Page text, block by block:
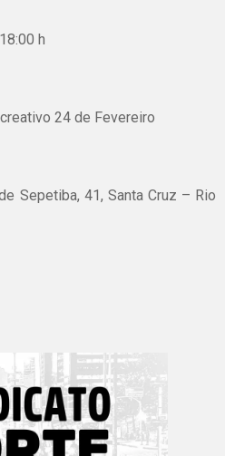
h
24 de Fevereiro
Sepetiba, 41, Santa Cruz – Rio